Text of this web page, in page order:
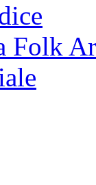
Folk